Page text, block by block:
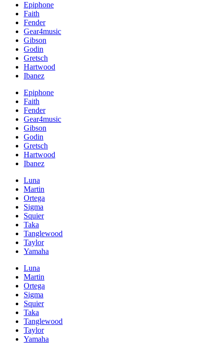
Epiphone
Faith
Fender
Gear4music
Gibson
Godin
Gretsch
Hartwood
Ibanez
Epiphone
Faith
Fender
Gear4music
Gibson
Godin
Gretsch
Hartwood
Ibanez
Luna
Martin
Ortega
Sigma
Squier
Taka
Tanglewood
Taylor
Yamaha
Luna
Martin
Ortega
Sigma
Squier
Taka
Tanglewood
Taylor
Yamaha